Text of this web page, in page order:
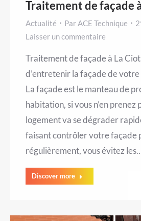
Traitement de façade
Actualité ParACE Technique
Laisser un commentaire
Traitement de façade à La
d’entretenir la façade de
La façade est le manteau de
habitation, si vous n’en prenez
logement va se dégrader
faisant contrôler votre façade
régulièrement, vous évitez
Discover more